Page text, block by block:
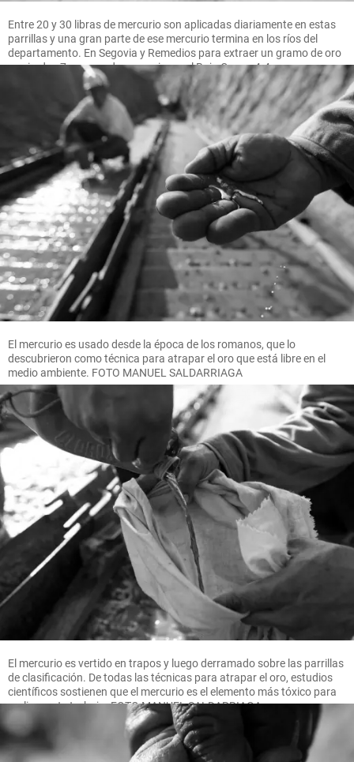
Entre 20 y 30 libras de mercurio son aplicadas diariamente en estas
parrillas y una gran parte de ese mercurio termina en los ríos del
departamento. En Segovia y Remedios para extraer un gramo de oro
se pierden 7 gramos de mercurio, en el Bajo Cauca 4.4 gramos.
FOTO MANUEL SALDARRIAGA
El mercurio es usado desde la época de los romanos, que lo
descubrieron como técnica para atrapar el oro que está libre en el
medio ambiente. FOTO MANUEL SALDARRIAGA
El mercurio es vertido en trapos y luego derramado sobre las parrillas
de clasificación. De todas las técnicas para atrapar el oro, estudios
científicos sostienen que el mercurio es el elemento más tóxico para
realizar este trabajo. FOTO MANUEL SALDARRIAGA